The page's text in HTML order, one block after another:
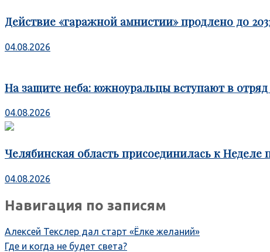
Действие «гаражной амнистии» продлено до
04.08.2026
На защите неба: южноуральцы вступают в
04.08.2026
Челябинская область присоединилась к
04.08.2026
Навигация по записям
Алексей Текслер дал старт «Ёлке желаний»
Где и когда не будет света?